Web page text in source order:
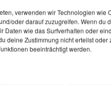
verwenden wir Technologien wie
oder darauf zuzugreifen. Wenn du
Daten wie das Surfverhalten oder
deine Zustimmung nicht erteilst oder
beeinträchtigt werden.